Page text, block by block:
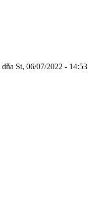
dňa St, 06/07/2022 - 14:53